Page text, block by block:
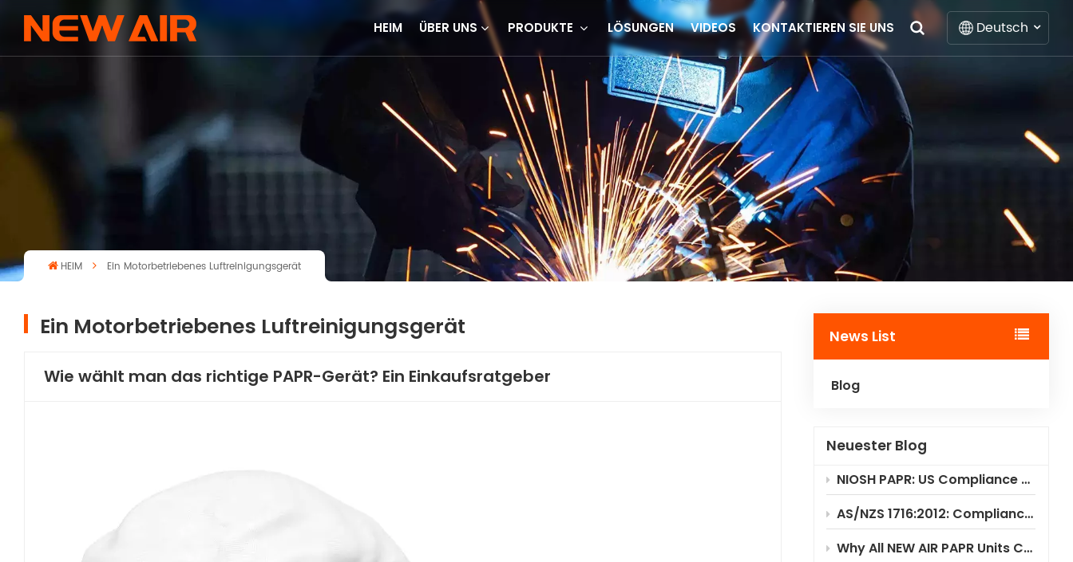
HEIM ÜBER UNS PRODUKTE LÖSUNGEN VIDEOS KONTAKTIEREN SIE UNS Deutsch
Español
Português
HEIM Ein Motorbetriebenes Luftreinigungsgerät
News List
Blog
Neuester Blog
NIOSH PAPR: US Compliance & Testing Requirements
AS/NZS 1716:2012: Compliance Standard for PAPR Respirators
Why All NEW AIR PAPR Units Choose RILSA NB1024 for Certification?
Ein Motorbetriebenes Luftreinigungsgerät
Wie wählt man das richtige PAPR-Gerät? Ein Einkaufsratgeber